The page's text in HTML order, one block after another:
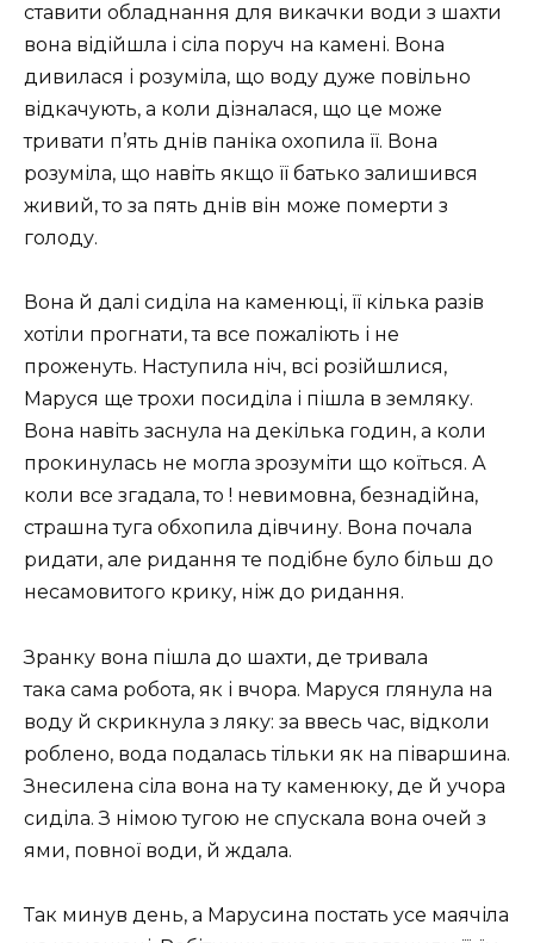
ставити обладнання для викачки води з шахти
вона відійшла і сіла поруч на камені. Вона
дивилася і розуміла, що воду дуже повільно
відкачують, а коли дізналася, що це може
тривати п’ять днів паніка охопила її. Вона
розуміла, що навіть якщо її батько залишився
живий, то за пять днів він може померти з
голоду.
Вона й далі сиділа на каменюці, її кілька разів
хотіли прогнати, та все пожаліють і не
проженуть. Наступила ніч, всі розійшлися,
Маруся ще трохи посиділа і пішла в земляку.
Вона навіть заснула на декілька годин, а коли
прокинулась не могла зрозуміти що коїться. А
коли все згадала, то ! невимовна, безнадійна,
страшна туга обхопила дівчину. Вона почала
ридати, але ридання те подібне було більш до
несамовитого крику, ніж до ридання.
Зранку вона пішла до шахти, де тривала
така сама робота, як і вчора. Маруся глянула на
воду й скрикнула з ляку: за ввесь час, відколи
роблено, вода подалась тільки як на піваршина.
Знесилена сіла вона на ту каменюку, де й учора
сиділа. З німою тугою не спускала вона очей з
ями, повної води, й ждала.
Так минув день, а Марусина постать усе маячіла